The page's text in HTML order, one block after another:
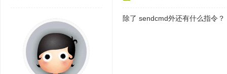
除了 sendcmd外还有什么指令？